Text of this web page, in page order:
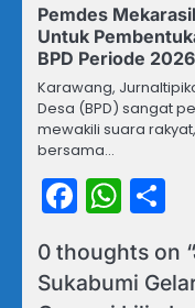
Pemdes
Untuk
BPD Periode
Karawang,
Desa (BPD) sangat
mewakili suara
bersama…
0 thoughts on “
Sukabumi